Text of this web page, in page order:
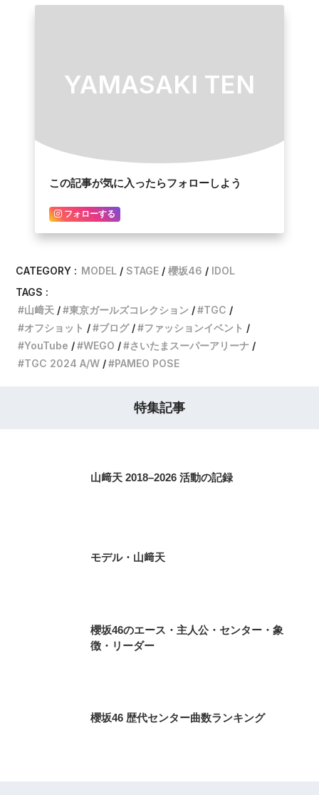
YAMASAKI TEN
この記事が気に入ったらフォローしよう
フォローする
CATEGORY : MODEL STAGE 櫻坂46
IDOL
TAGS :
山﨑天
東京ガールズコレクション
TGC
オフショット
ブログ
ファッションイベント
YouTube
WEGO
さいたまスーパーアリーナ
TGC 2024 A/W
PAMEO POSE
特集記事
山﨑天 2018–2026 活動の記録
モデル・山﨑天
櫻坂46のエース・主人公・センター・象
徴・リーダー
櫻坂46 歴代センター曲数ランキング